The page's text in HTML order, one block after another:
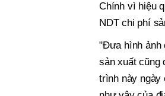
Chính vì hiệu
NDT chi phí
"Đưa hình ảnh
sản xuất cũng
trình này ngày